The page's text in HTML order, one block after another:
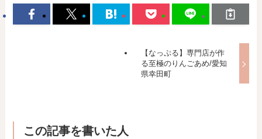
【なっぷる】専門店が作
る至極のりんごあめ/愛知
県幸田町
この記事を書いた人